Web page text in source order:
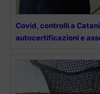
Covid, controlli a
autocertificazioni e